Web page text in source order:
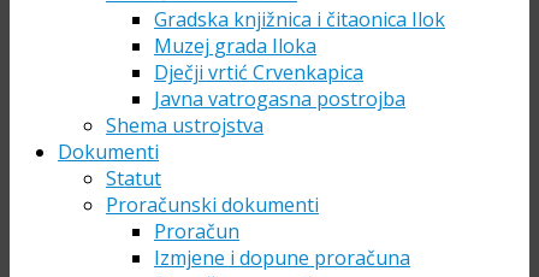
Gradska knjižnica i čitaonica Ilok
Muzej grada Iloka
Dječji vrtić Crvenkapica
Javna vatrogasna postrojba
Shema ustrojstva
Dokumenti
Statut
Proračunski dokumenti
Proračun
Izmjene i dopune proračuna